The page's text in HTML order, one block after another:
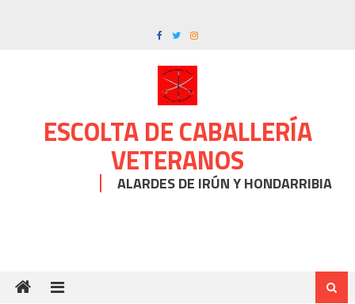
ESCOLTA DE CABALLERÍA
VETERANOS
ALARDES DE IRÚN Y HONDARRIBIA